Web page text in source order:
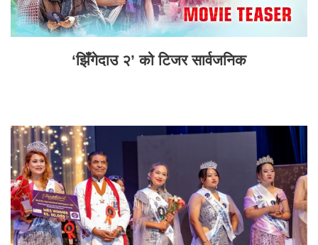
‘झिँगेदाउ २’ को टिजर सार्वजनिक